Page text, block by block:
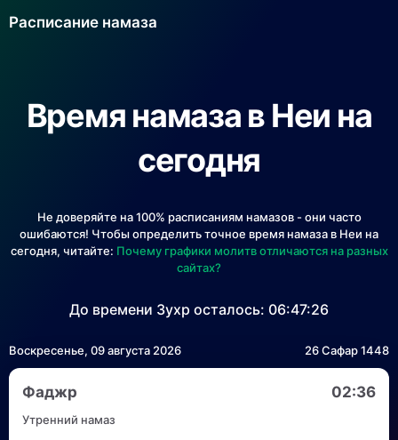
Расписание намаза
Время намаза в Неи на
сегодня
Не доверяйте на 100% расписаниям намазов - они часто
ошибаются! Чтобы определить точное время намаза в Неи на
сегодня, читайте: Почему графики молитв отличаются на разных
сайтах?
До времени Зухр осталось: 06:47:26
Воскресенье, 09 августа 2026 26 Сафар 1448
Фаджр 02:36
Утренний намаз